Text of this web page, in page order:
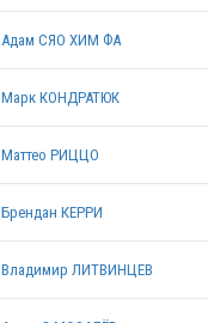
Адам СЯО ХИМ ФА
Марк КОНДРАТЮК
Маттео РИЦЦО
Брендан КЕРРИ
Владимир ЛИТВИНЦЕВ